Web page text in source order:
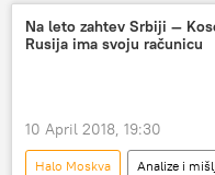
Na leto zahtev Srbiji —
Rusija ima svoju računicu
10 April 2018, 19:30
Halo Moskva Analize i